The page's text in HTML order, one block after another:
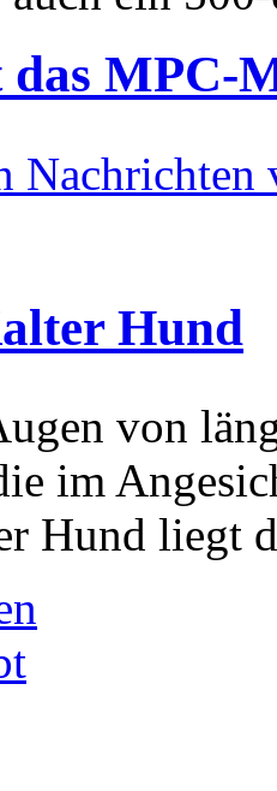
das MPC-
Nachrichten
Hund
von
im
Hund liegt